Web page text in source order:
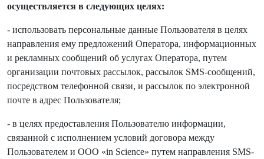
осуществляется в следующих целях:
- использовать персональные данные Пользователя в целях
направления ему предложений Оператора, информационных
и рекламных сообщений об услугах Оператора, путем
организации почтовых рассылок, рассылок SMS-сообщений,
посредством телефонной связи, и рассылок по электронной
почте в адрес Пользователя;
- в целях предоставления Пользователю информации,
связанной с исполнением условий договора между
Пользователем и ООО «in Science» путем направления SMS-